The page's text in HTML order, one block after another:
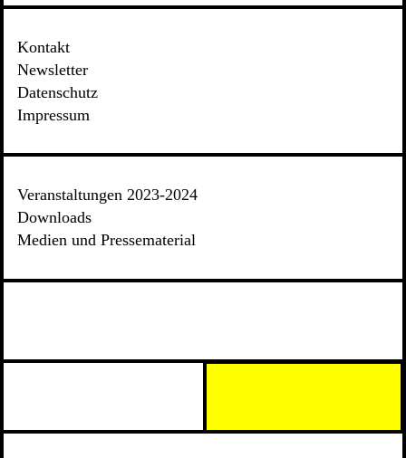
Kontakt
Newsletter
Datenschutz
Impressum
Veranstaltungen 2023-2024
Downloads
Medien und Pressematerial